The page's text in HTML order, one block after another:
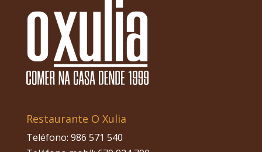
Restaurante O Xulia
Teléfono: 986 571 540